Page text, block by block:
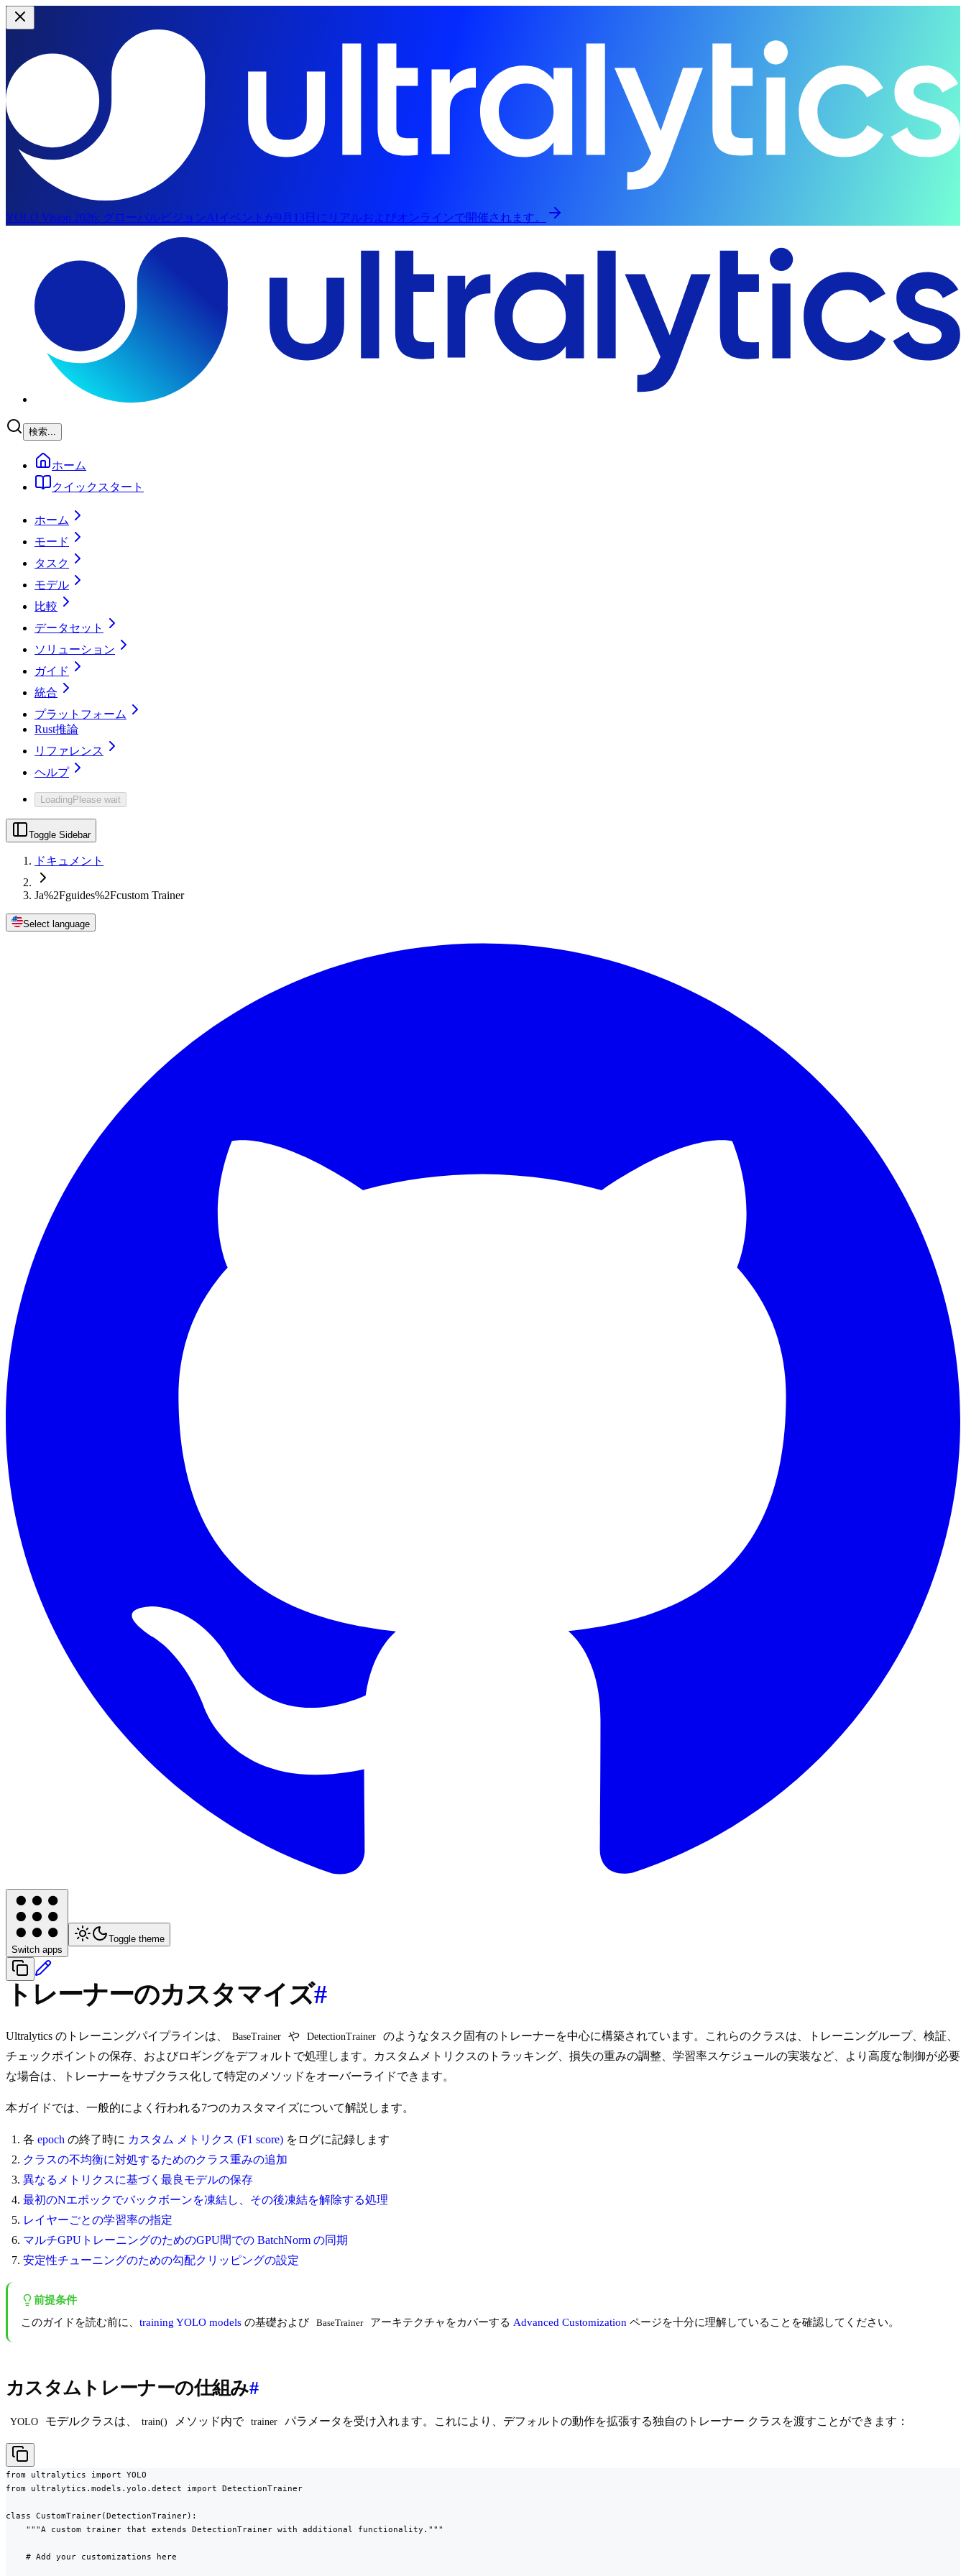
YOLO Vision 2026: グローバルビジョンAIイベントが9月13日にリアルおよびオンラインで開催されます。
検索...
ホーム
クイックスタート
ホーム
モード
タスク
モデル
比較
データセット
ソリューション
ガイド
統合
プラットフォーム
Rust推論
リファレンス
ヘルプ
LoadingPlease wait
Toggle Sidebar
ドキュメント
Ja%2Fguides%2Fcustom Trainer
Select language
Switch apps
Toggle theme
トレーナーのカスタマイズ#
Ultralytics のトレーニングパイプラインは、 BaseTrainer や DetectionTrainer
のようなタスク固有のトレーナーを中心に構築されています。これらのクラスは、トレーニングループ、検証、
チェックポイントの保存、およびロギングをデフォルトで処理します。カスタムメトリクスのトラッキング、損失の重みの調整、学習率スケジュールの実装など、より高度な制御が必要
な場合は、トレーナーをサブクラス化して特定のメソッドをオーバーライドできます。
本ガイドでは、一般的によく行われる7つのカスタマイズについて解説します。
各 epoch の終了時に カスタム メトリクス (F1 score) をログに記録します
クラスの不均衡に対処するためのクラス重みの追加
異なるメトリクスに基づく最良モデルの保存
最初のNエポックでバックボーンを凍結し、その後凍結を解除する処理
レイヤーごとの学習率の指定
マルチGPUトレーニングのためのGPU間での BatchNorm の同期
安定性チューニングのための勾配クリッピングの設定
前提条件
このガイドを読む前に、 training YOLO models の基礎および BaseTrainer アーキテクチャをカバーする Advanced Customization ページを十分に理解していることを確認してください。
カスタムトレーナーの仕組み#
YOLO モデルクラスは、 train() メソッド内で trainer パラメータを受け入れます。これにより、デフォルトの動作を拡張する独自のトレーナー クラスを渡すことができます：
from ultralytics import YOLO
from ultralytics.models.yolo.detect import DetectionTrainer
class CustomTrainer(DetectionTrainer):
    """A custom trainer that extends DetectionTrainer with additional functionality."""
    # Add your customizations here